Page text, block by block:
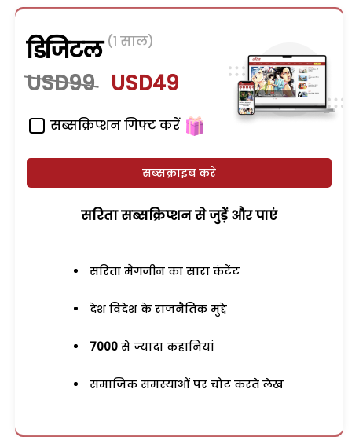
डिजिटल (1 साल)
USD99 USD49
सब्सक्रिप्शन गिफ्ट करें
सब्सक्राइब करें
सरिता सब्सक्रिप्शन से जुड़ेें और पाएं
सरिता मैगजीन का सारा कंटेंट
देश विदेश के राजनैतिक मुद्दे
7000 से ज्यादा कहानियां
समाजिक समस्याओं पर चोट करते लेख